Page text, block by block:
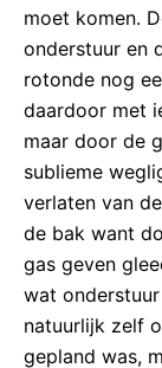
moet komen.
onderstuur en
rotonde nog
daardoor met
maar door de
sublieme
verlaten van
de bak want
gas geven
wat
natuurlijk zelf
gepland was,